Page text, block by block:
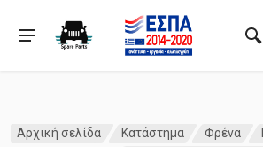
Αρχική σελίδα Κατάστημα Φρένα